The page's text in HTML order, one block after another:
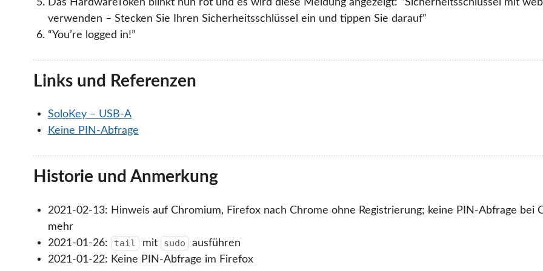
verwenden – Stecken Sie Ihren Sicherheitsschlüssel ein und tippen Sie darauf”
“You’re logged in!”
Links und Referenzen
SoloKey – USB-A
Keine PIN-Abfrage
Historie und Anmerkung
2021-02-13: Hinweis auf Chromium, Firefox nach Chrome ohne Registrierung; keine PIN-Abfrage bei
mehr
2021-01-26:
tail mit sudo
ausführen
2021-01-22: Keine PIN-Abfrage im Firefox